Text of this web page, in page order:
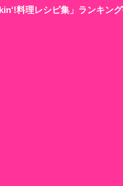
料理レシピ集」ランキン